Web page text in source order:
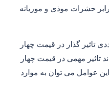
حشرات موذی و موریانه
تاثیر گذار در قیمت چهار
تاثیر مهمی در قیمت چهار
عوامل می توان به موارد